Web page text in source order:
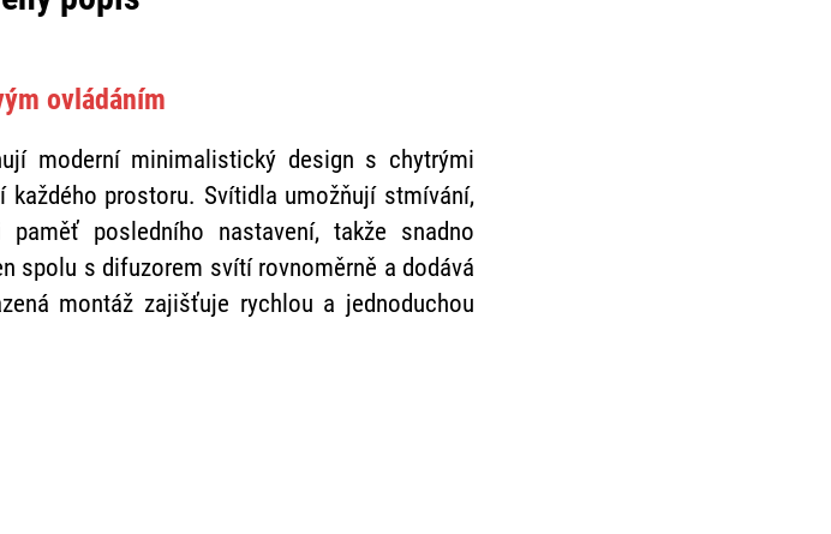
ovládáním
moderní minimalistický design s chytrými
prostoru. Svítidla umožňují stmívání,
posledního nastavení, takže snadno
spolu s difuzorem svítí rovnoměrně a dodává
montáž zajišťuje rychlou a jednoduchou